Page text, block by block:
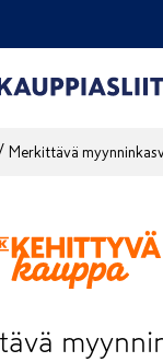
Merkittävä